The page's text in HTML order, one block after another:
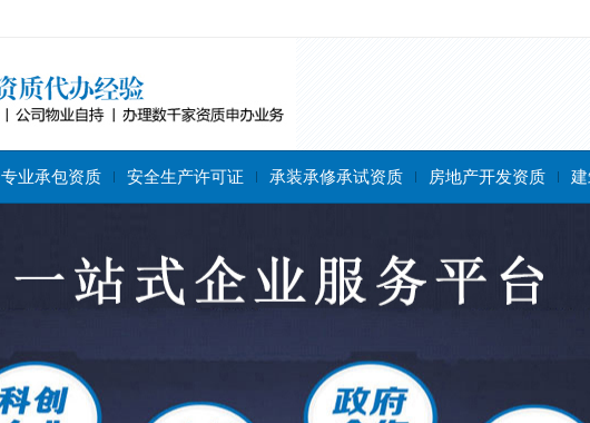
专业承包资质 安全生产许可证 承装承修承试资质 房地产开发资质